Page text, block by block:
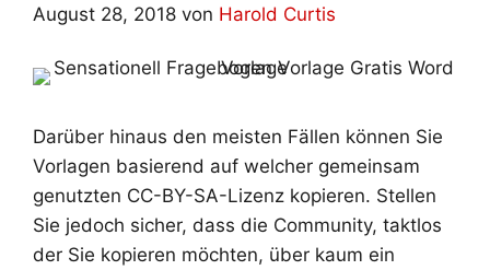
August 28, 2018 von Harold Curtis
Darüber hinaus den meisten Fällen können Sie
Vorlagen basierend auf welcher gemeinsam
genutzten CC-BY-SA-Lizenz kopieren. Stellen
Sie jedoch sicher, dass die Community, taktlos
der Sie kopieren möchten, über kaum ein